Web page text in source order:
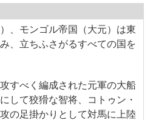
、モンゴル帝国（大元）は東
、立ちふさがるすべての国を
すべく編成された元軍の大船
して狡猾な智将、コトゥン・
の足掛かりとして対馬に上陸